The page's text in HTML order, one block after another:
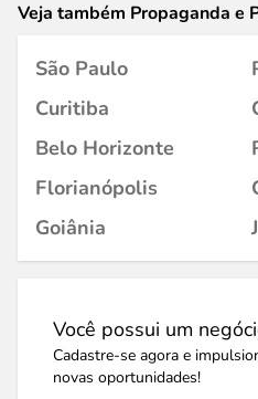
Veja também Propaganda e
São Paulo
Curitiba
Belo Horizonte
Florianópolis
Goiânia
Você possui um
Cadastre-se agora e
novas oportunidades!